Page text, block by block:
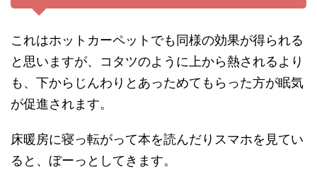
これはホットカーペットでも同様の効果が得られる
と思いますが、コタツのように上から熱されるより
も、下からじんわりとあっためてもらった方が眠気
が促進されます。
床暖房に寝っ転がって本を読んだりスマホを見てい
ると、ぼーっとしてきます。